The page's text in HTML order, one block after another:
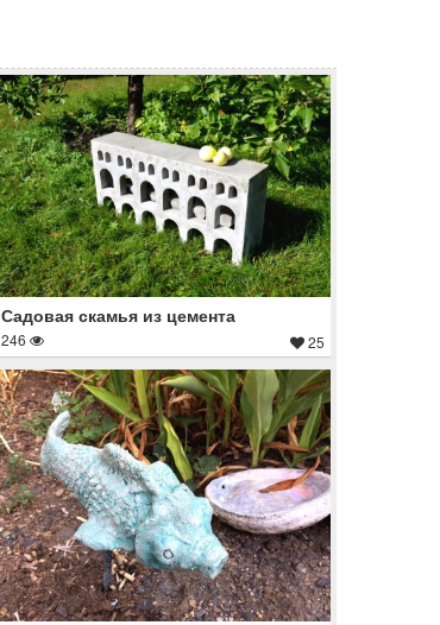
Садовая скамья из цемента
246 25